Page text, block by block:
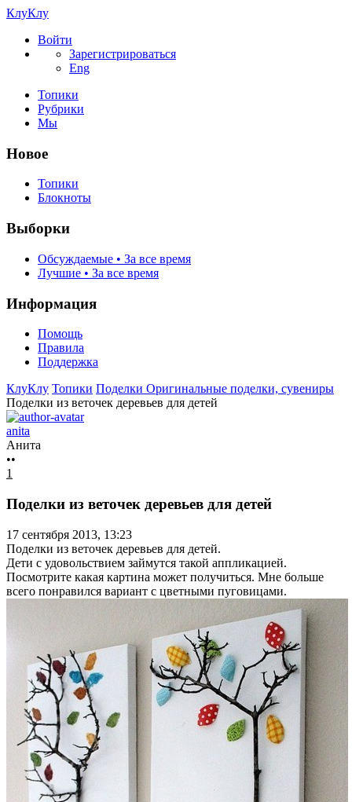
КлуКлу
Войти
Зарегистрироваться
Eng
Топики
Рубрики
Мы
Новое
Топики
Блокноты
Выборки
Обсуждаемые • За все время
Лучшие • За все время
Информация
Помощь
Правила
Поддержка
КлуКлу Топики Поделки Оригинальные поделки, сувениры
Поделки из веточек деревьев для детей
anita
Анита
••
1
Поделки из веточек деревьев для детей
17 сентября 2013, 13:23
Поделки из веточек деревьев для детей.
Дети с удовольствием займутся такой аппликацией.
Посмотрите какая картина может получиться. Мне больше
всего понравился вариант с цветными пуговицами.